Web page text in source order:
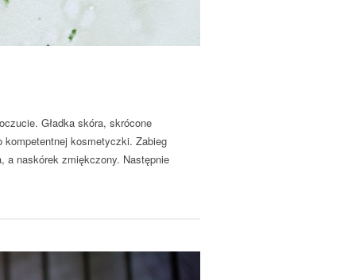
Gładka skóra, skrócone
kompetentnej kosmetyczki. Zabieg
a naskórek zmiękczony. Następnie